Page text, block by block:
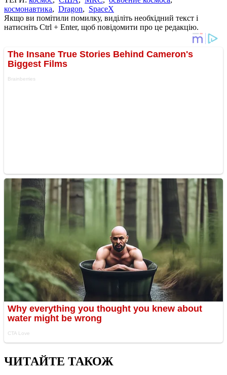
космонавтика, Dragon, SpaceX
Якщо ви помітили помилку, виділіть необхідний текст і
натисніть Ctrl + Enter, щоб повідомити про це редакцію.
ЧИТАЙТЕ ТАКОЖ